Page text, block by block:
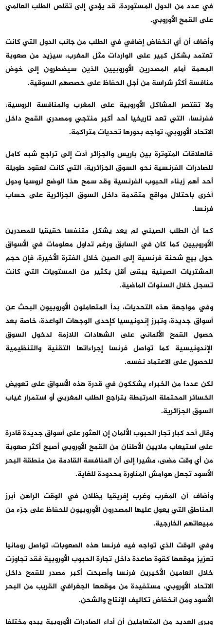
في عدد من الدول المستوردة، قد يؤدي إلى تقلص الطلب العالمي
على القمح الأوروبي.
وأضاف أن أي انخفاض إضافي في الطلب من جانب الدول التي كانت
تعتمد بشكل كبير على الواردات مثل المغرب، سيزيد من صعوبة
المهمة أمام المصدرين الأوروبيين الذين سيضطرون إلى خوض
منافسة أكثر شراسة من أجل الحفاظ على حصصهم السوقية.
ولا تقتصر المشاكل الأوروبية على المغرب والمنافسة الروسية،
ففرنسا، التي تعد تاريخيا أحد أكبر منتجي ومصدري القمح داخل
الاتحاد الأوروبي، تواجه بدورها تحديات متراكمة.
فالعلاقات المتوترة بين باريس والجزائر أدت إلى تراجع شبه كامل
للصادرات الفرنسية نحو السوق الجزائرية، التي كانت لعقود طويلة
أحد أهم زبناء الحبوب الفرنسية وقد سمح هذا الوضع لروسيا ودول
أخرى باحتلال مواقع متقدمة داخل السوق الجزائرية على حساب
فرنسا.
كما أن الطلب الصيني لم يعد يشكل متنفسا حقيقيا للمصدرين
الأوروبيين كما كان في السابق ورغم تداول معلومات في الأسواق
حول بيع شحنة فرنسية إلى الصين خلال الفترة الأخيرة، فإن حجم
المشتريات الصينية يبقى أقل بكثير من المستويات التي كانت
تسجل خلال السنوات الماضية.
وفي مواجهة هذه التحديات، بدأ المتعاملون الأوروبيون البحث عن
أسواق جديدة، وتبرز إندونيسيا كإحدى الوجهات الواعدة، خاصة بعد
حصول القمح الألماني على الشهادات اللازمة لدخول السوق
الإندونيسية كما تواصل فرنسا إجراءاتها التقنية والتنظيمية
للحصول على الاعتماد نفسه.
لكن عددا من الخبراء يشككون في قدرة هذه الأسواق على تعويض
الخسائر المحتملة المرتبطة بتراجع الطلب المغربي أو استمرار غياب
السوق الجزائرية.
وقال أحد كبار تجار الحبوب الألمان إن العثور على أسواق جديدة قادرة
على استيعاب ملايين الأطنان من القمح الأوروبي أصبح أكثر صعوبة
من أي وقت مضى، مشيرا إلى أن المنافسة القادمة من منطقة البحر
الأسود تجعل هوامش المناورة محدودة للغاية.
وأضاف أن المغرب وغرب إفريقيا يظلان في الوقت الراهن أبرز
المناطق التي يعول عليها المصدرون الأوروبيون للحفاظ على جزء من
مبيعاتهم الخارجية.
وفي الوقت الذي تواجه فيه فرنسا هذه الصعوبات، تواصل رومانيا
تعزيز موقعها كقوة صاعدة داخل تجارة الحبوب الأوروبية فقد تجاوزت
خلال العامين الأخيرين فرنسا وأصبحت أكبر مصدر للقمح داخل
الاتحاد الأوروبي، مستفيدة من موقعها الجغرافي القريب من البحر
الأسود ومن انخفاض تكاليف الإنتاج والشحن.
ويرى العديد من المتعاملين أن أداء الصادرات الأوروبية يبدو مختلفا